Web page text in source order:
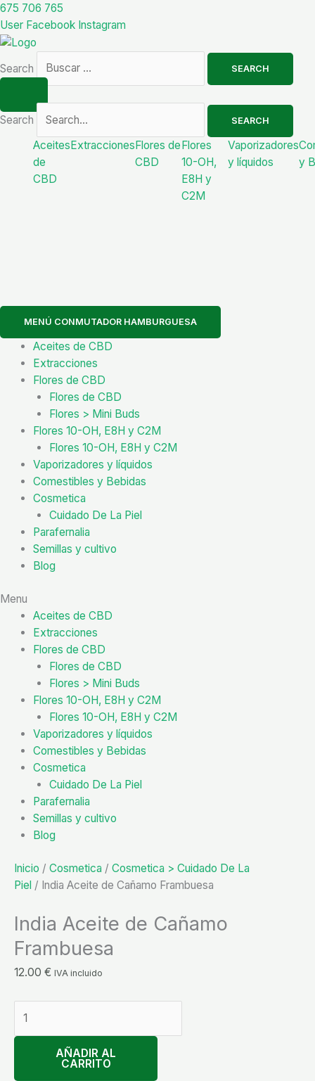
Ir
al
contenido
675 706 765
User Facebook Instagram
Search SEARCH
Search SEARCH
Aceites
de
CBD
Extracciones Flores de
CBD
Flores
10-OH,
E8H y
C2M
Vaporizadores
y líquidos
y
MENÚ CONMUTADOR HAMBURGUESA
Aceites de CBD
Extracciones
Flores de CBD
Flores de CBD
Flores > Mini Buds
Flores 10-OH, E8H y C2M
Flores 10-OH, E8H y C2M
Vaporizadores y líquidos
Comestibles y Bebidas
Cosmetica
Cuidado De La Piel
Parafernalia
Semillas y cultivo
Blog
Menu
Aceites de CBD
Extracciones
Flores de CBD
Flores de CBD
Flores > Mini Buds
Flores 10-OH, E8H y C2M
Flores 10-OH, E8H y C2M
Vaporizadores y líquidos
Comestibles y Bebidas
Cosmetica
Cuidado De La Piel
Parafernalia
Semillas y cultivo
Blog
Inicio / Cosmetica / Cosmetica > Cuidado De La
Piel / India Aceite de Cañamo Frambuesa
India Aceite de Cañamo
Frambuesa
12.00 € IVA incluido
India
Aceite
de
Frambuesa
AÑADIR AL
CARRITO